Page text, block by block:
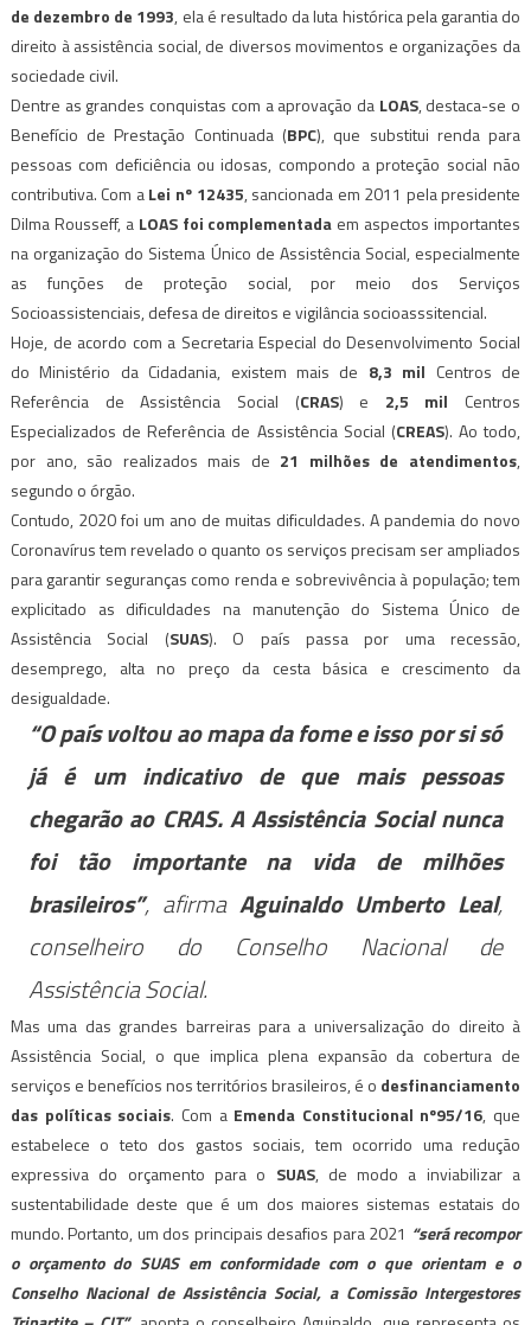
de dezembro de 1993, ela é resultado da luta histórica pela garantia do
direito à assistência social, de diversos movimentos e organizações da
sociedade civil.
Dentre as grandes conquistas com a aprovação da LOAS, destaca-se o
Benefício de Prestação Continuada (BPC), que substitui renda para
pessoas com deficiência ou idosas, compondo a proteção social não
contributiva. Com aLei nº 12435, sancionada em 2011 pela presidente
Dilma Rousseff, a LOAS foi complementada em aspectos importantes
na organização do Sistema Único de Assistência Social, especialmente
as funções de proteção social, por meio dos Serviços
Socioassistenciais, defesa de direitos e vigilância socioasssitencial.
Hoje, de acordo com a Secretaria Especial do Desenvolvimento Social
do Ministério da Cidadania, existem mais de 8,3 mil Centros de
Referência de Assistência Social (CRAS) e 2,5 mil Centros
Especializados de Referência de Assistência Social (CREAS). Ao todo,
por ano, são realizados mais de 21 milhões de atendimentos,
segundo o órgão.
Contudo, 2020 foi um ano de muitas dificuldades. A pandemia do novo
Coronavírus tem revelado o quanto os serviços precisam ser ampliados
para garantir seguranças como renda e sobrevivência à população; tem
explicitado as dificuldades na manutenção do Sistema Único de
Assistência Social (SUAS). O país passa por uma recessão,
desemprego, alta no preço da cesta básica e crescimento da
desigualdade.
“O país voltou ao mapa da fome e isso por si só
já é um indicativo de que mais pessoas
chegarão ao CRAS. A Assistência Social nunca
foi tão importante na vida de milhões
brasileiros”, afirma Aguinaldo Umberto Leal,
conselheiro do Conselho Nacional de
Assistência Social.
Mas uma das grandes barreiras para a universalização do direito à
Assistência Social, o que implica plena expansão da cobertura de
serviços e benefícios nos territórios brasileiros, é o desfinanciamento
das políticas sociais. Com a Emenda Constitucional nº95/16, que
estabelece o teto dos gastos sociais, tem ocorrido uma redução
expressiva do orçamento para o SUAS, de modo a inviabilizar a
sustentabilidade deste que é um dos maiores sistemas estatais do
mundo. Portanto, um dos principais desafios para 2021 “será recompor
o orçamento do SUAS em conformidade com o que orientam e o
Conselho Nacional de Assistência Social, a Comissão Intergestores